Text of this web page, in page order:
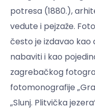
potresa (1880.),
vedute i pejzaže.
često je izdavao kao
nabaviti i kao
zagrebačkog
fotomonografije
„Slunj. Plitvička